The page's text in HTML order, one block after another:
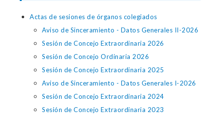
Actas de sesiones de órganos colegiados
Aviso de Sinceramiento - Datos Generales II-2026
Sesión de Concejo Extraordinaria 2026
Sesión de Concejo Ordinaria 2026
Sesión de Concejo Extraordinaria 2025
Aviso de Sinceramiento - Datos Generales I-2026
Sesión de Concejo Extraordinaria 2024
Sesión de Concejo Extraordinaria 2023